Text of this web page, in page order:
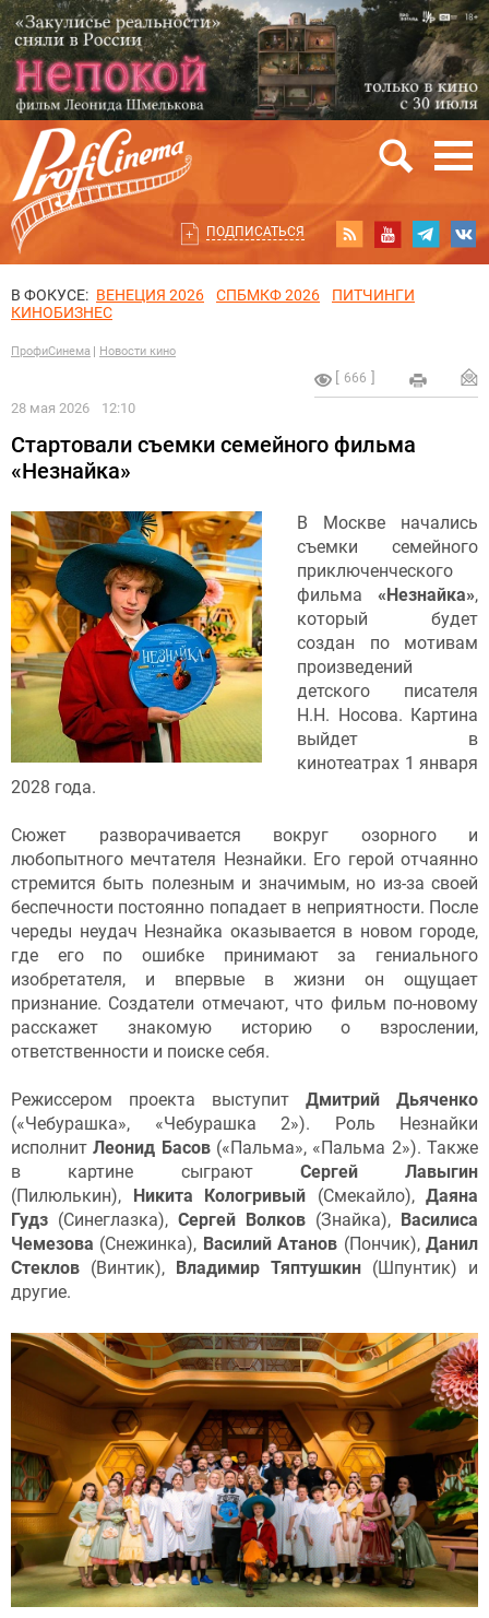
ПОДПИСАТЬСЯ
В ФОКУСЕ: ВЕНЕЦИЯ 2026 СПБМКФ 2026
ПИТЧИНГИ
КИНОБИЗНЕС
ПрофиСинема Новости кино
666
28 мая 2026 12:10
Стартовали съемки семейного фильма
«Незнайка»
В Москве начались
съемки семейного
приключенческого
фильма «Незнайка»,
который будет
создан
по мотивам
произведений
детского писателя
Н.Н. Носова. Картина
выйдет в
кинотеатрах 1 января
2028 года.
Сюжет разворачивается вокруг озорного и
любопытного мечтателя Незнайки. Его герой отчаянно
стремится быть полезным и значимым, но из-за своей
беспечности постоянно попадает в неприятности. После
череды неудач Незнайка оказывается в новом городе,
где его по ошибке принимают за гениального
изобретателя, и впервые в жизни он ощущает
признание. Создатели отмечают, что фильм по-новому
расскажет знакомую историю о взрослении,
ответственности и поиске себя.
Режиссером проекта выступит Дмитрий Дьяченко
(«Чебурашка», «Чебурашка 2»). Роль Незнайки
исполнитЛеонид Басов(«Пальма», «Пальма 2»). Также
в картине сыграют Сергей Лавыгин
(Пилюлькин),
Никита Кологривый (Смекайло), Даяна
Гудз (Синеглазка), Сергей Волков (Знайка), Василиса
Чемезова (Снежинка), Василий Атанов (Пончик),Данил
Стеклов (Винтик), Владимир Тяптушкин (Шпунтик) и
другие.